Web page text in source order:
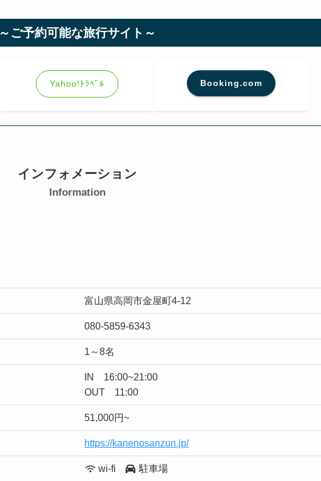
～ご予約可能な旅行サイト～
Yahoo!ﾄﾗﾍﾞﾙ Booking.com
インフォメーション
Information
富山県高岡市金屋町4-12
080-5859-6343
1～8名
IN 16:00~21:00
OUT 11:00
51,000円~
https://kanenosanzun.jp/
wi-fi 駐車場